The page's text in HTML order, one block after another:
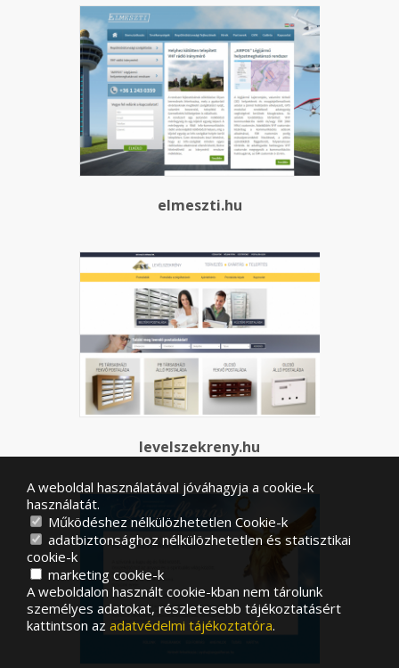
elmeszti.hu
levelszekreny.hu
A weboldal használatával jóváhagyja a cookie-k
használatát.
Működéshez nélkülözhetetlen Cookie-k
adatbiztonsághoz nélkülözhetetlen és statisztikai
cookie-k
marketing cookie-k
A weboldalon használt cookie-kban nem tárolunk
személyes adatokat, részletesebb tájékoztatásért
kattintson az adatvédelmi tájékoztatóra.